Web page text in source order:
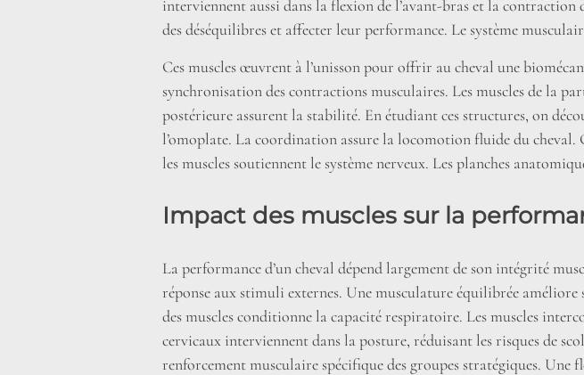
interviennent aussi dans la flexion de l’avant-bras et la
des déséquilibres et affecter leur performance. Le système
Ces muscles œuvrent à l’unisson pour offrir au cheval une
synchronisation des contractions musculaires. Les muscles de la
postérieure assurent la stabilité. En étudiant ces structures, on
l’omoplate. La coordination assure la locomotion fluide du
les muscles soutiennent le système nerveux. Les planches
Impact des muscles sur la
La performance d’un cheval dépend largement de son intégrité
réponse aux stimuli externes. Une musculature équilibrée
des muscles conditionne la capacité respiratoire. Les muscles
cervicaux interviennent dans la posture, réduisant les risques de
renforcement musculaire spécifique des groupes stratégiques. Une